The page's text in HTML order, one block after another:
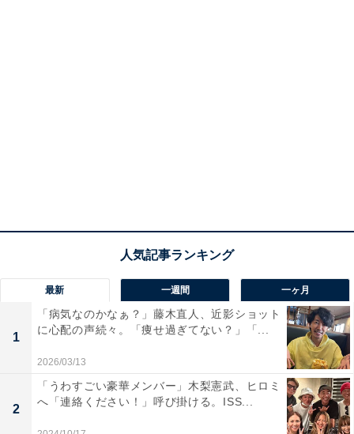
最新 一週間 一ヶ月
1
「病気なのかなぁ？」藤木直人、近影ショット
に心配の声続々。「痩せ過ぎてない？」「...
2026/03/13
2
「うわすごい豪華メンバー」木梨憲武、ヒロミ
へ「連絡ください！」呼び掛ける。ISS...